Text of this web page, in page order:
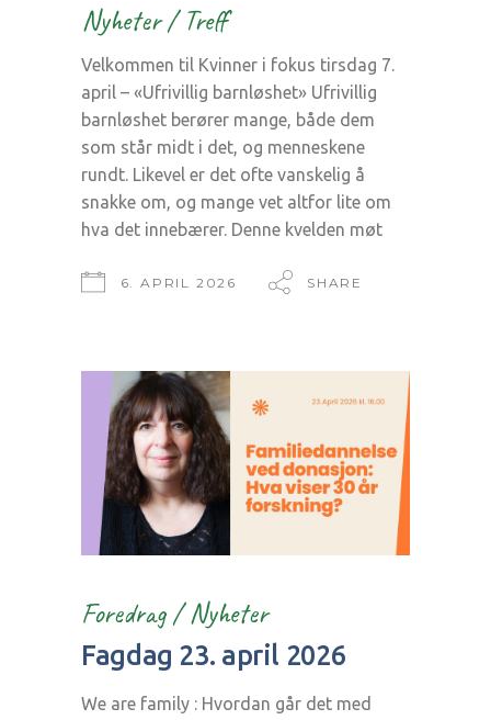
Nyheter/Treff
Velkommen til Kvinner i fokus tirsdag 7.
april – «Ufrivillig barnløshet» Ufrivillig
barnløshet berører mange, både dem
som står midt i det, og menneskene
rundt. Likevel er det ofte vanskelig å
snakke om, og mange vet altfor lite om
hva det innebærer. Denne kvelden møt
6. APRIL 2026 SHARE
Foredrag/Nyheter
Fagdag 23. april 2026
We are family : Hvordan går det med